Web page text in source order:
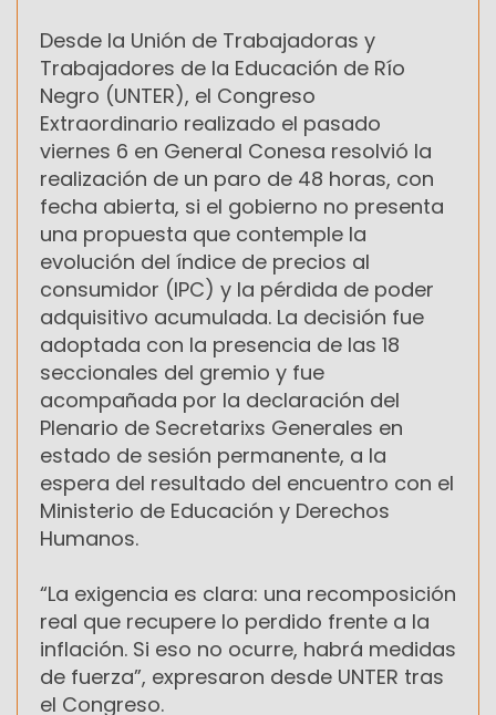
Desde la Unión de Trabajadoras y
Trabajadores de la Educación de Río
Negro (UNTER), el Congreso
Extraordinario realizado el pasado
viernes 6 en General Conesa resolvió la
realización de un paro de 48 horas, con
fecha abierta, si el gobierno no presenta
una propuesta que contemple la
evolución del índice de precios al
consumidor (IPC) y la pérdida de poder
adquisitivo acumulada. La decisión fue
adoptada con la presencia de las 18
seccionales del gremio y fue
acompañada por la declaración del
Plenario de Secretarixs Generales en
estado de sesión permanente, a la
espera del resultado del encuentro con el
Ministerio de Educación y Derechos
Humanos.
“La exigencia es clara: una recomposición
real que recupere lo perdido frente a la
inflación. Si eso no ocurre, habrá medidas
de fuerza”, expresaron desde UNTER tras
el Congreso.